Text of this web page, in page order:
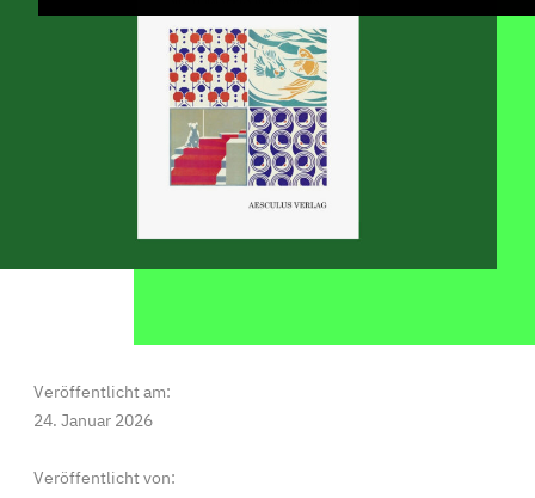
Veröffentlicht am:
24. Januar 2026
Veröffentlicht von: